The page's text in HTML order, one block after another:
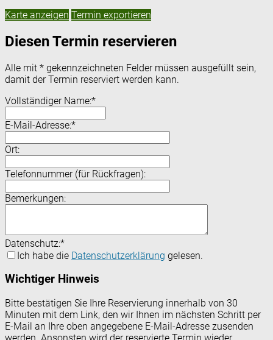
Karte anzeigen Termin exportieren
Diesen Termin reservieren
Alle mit * gekennzeichneten Felder müssen ausgefüllt sein,
damit der Termin reserviert werden kann.
Vollständiger Name:*
E-Mail-Adresse:*
Ort:
Telefonnummer (für Rückfragen):
Bemerkungen:
Datenschutz:*
Ich habe die Datenschutzerklärung gelesen.
Wichtiger Hinweis
Bitte bestätigen Sie Ihre Reservierung innerhalb von 30
Minuten mit dem Link, den wir Ihnen im nächsten Schritt per
E-Mail an Ihre oben angegebene E-Mail-Adresse zusenden